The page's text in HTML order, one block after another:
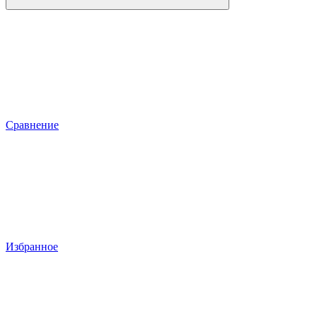
Сравнение
Избранное